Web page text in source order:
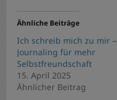
Ähnliche Beiträge
Ich schreib mich zu mir –
Journaling für mehr
Selbstfreundschaft
15. April 2025
Ähnlicher Beitrag